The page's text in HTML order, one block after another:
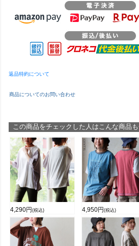
返品特約について
商品についてのお問い合わせ
この商品をチェックした人はこんな商品
4,290円 (税込) 4,950円 (税込)